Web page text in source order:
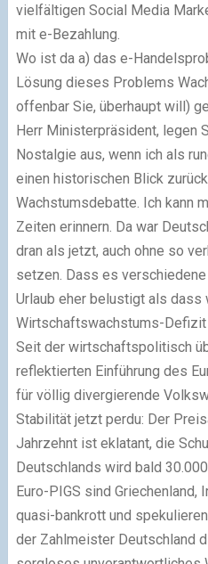
vielfältigen Social Media
mit e-Bezahlung.
Wo ist da a) das e-
Lösung dieses Problems
offenbar Sie, überhaupt will)
Herr Ministerpräsident, legen
Nostalgie aus, wenn ich als
einen historischen Blick
Wachstumsdebatte. Ich kann
Zeiten erinnern. Da war
dran als jetzt, auch ohne so
setzen. Dass es verschiedene
Urlaub eher belustigt als dass
Wirtschaftswachstums-Defizit
Seit der wirtschaftspolitisch
reflektierten Einführung des
für völlig divergierende
Stabilität jetzt perdu: Der
Jahrzehnt ist eklatant, die
Deutschlands wird bald
Euro-PIGS sind Griechenland,
quasi-bankrott und
der Zahlmeister Deutschland